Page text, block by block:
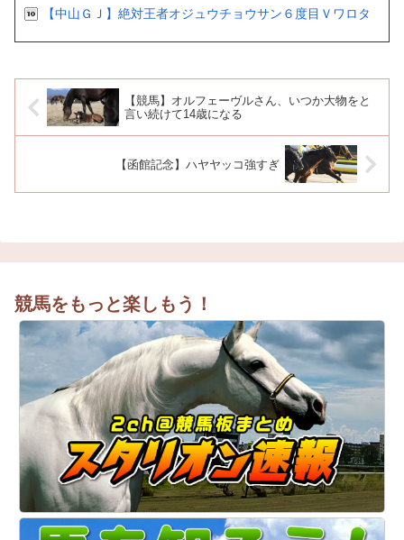
【中山ＧＪ】絶対王者オジュウチョウサン６度目Ｖワロタ
【競馬】オルフェーヴルさん、いつか大物をと
言い続けて14歳になる
【函館記念】ハヤヤッコ強すぎ
競馬をもっと楽しもう！